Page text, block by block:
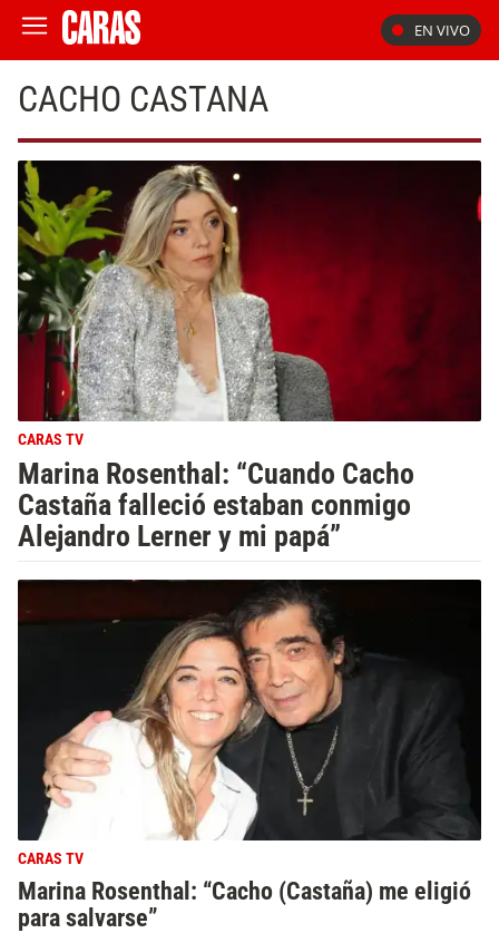
EN VIVO
CACHO CASTANA
CARAS TV
Marina Rosenthal: “Cuando Cacho
Castaña falleció estaban conmigo
Alejandro Lerner y mi papá”
CARAS TV
Marina Rosenthal: “Cacho (Castaña) me eligió
para salvarse”